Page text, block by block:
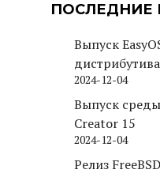
ПОСЛЕДНИЕ
Выпуск
Puppy Linux
2024-12-04
Выпуск
Creator 15
2024-12-04
Релиз